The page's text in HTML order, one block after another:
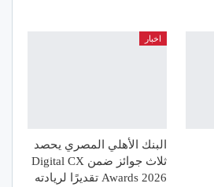
اخبار
البنك الأهلي المصري يحصد
ثلاث جوائز ضمن Digital CX
Awards 2026 تقديرًا لريادته